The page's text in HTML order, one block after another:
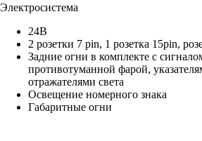
Электросистема
24В
2 розетки 7 pin, 1 розетка 15pin,
Задние огни в комплекте с
противотуманной фарой,
отражателями света
Освещение номерного знака
Габаритные огни